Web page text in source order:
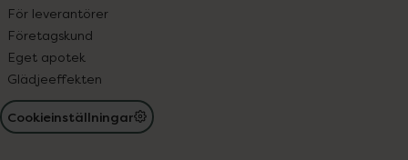
För leverantörer
Företagskund
Eget apotek
Glädjeeffekten
Cookieinställningar